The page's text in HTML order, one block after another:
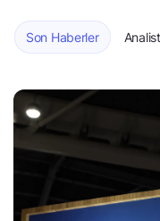
Son Haberler